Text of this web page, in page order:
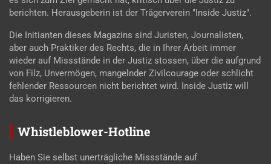
berichten. Herausgeberin ist der Trägerverein "Inside Justiz".
Die Initianten dieses Magazins sind Juristen, Journalisten,
aber auch Praktiker des Rechts, die in Ihrer Arbeit immer
wieder auf Missstände in der Justiz stossen, über die aufgrund
von Filz, Unvermögen, mangelnder Zivilcourage oder schlicht
fehlender Ressourcen nicht berichtet wird. Inside Justiz will
das korrigieren.
Whistleblower-Hotline
Haben Sie selbst unerträgliche Missstände auf